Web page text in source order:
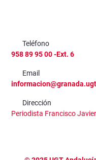
Teléfono
958 89 95 00 -Ext. 6
Email
Dirección
Periodista Francisco